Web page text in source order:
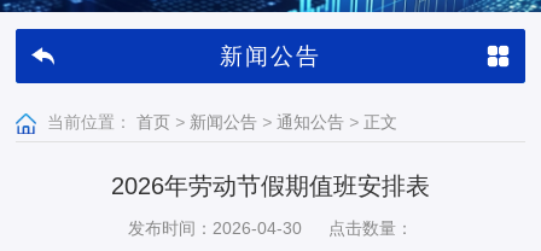
新闻公告
当前位置： 首页 > 新闻公告 > 通知公告 > 正文
2026年劳动节假期值班安排表
发布时间：2026-04-30 点击数量：